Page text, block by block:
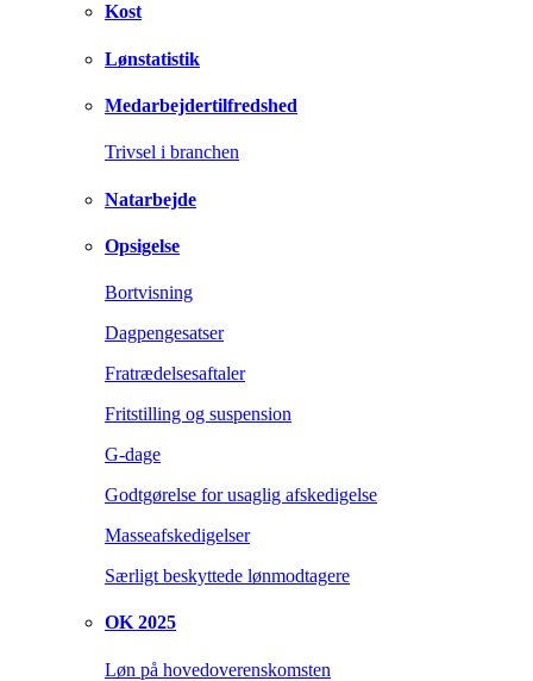
Kost
Lønstatistik
Medarbejdertilfredshed
Trivsel i branchen
Natarbejde
Opsigelse
Bortvisning
Dagpengesatser
Fratrædelsesaftaler
Fritstilling og suspension
G-dage
Godtgørelse for usaglig afskedigelse
Masseafskedigelser
Særligt beskyttede lønmodtagere
OK 2025
Løn på hovedoverenskomsten